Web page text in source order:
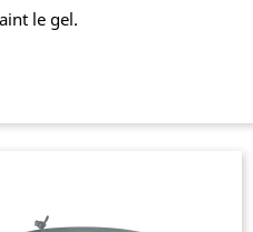
le gel.